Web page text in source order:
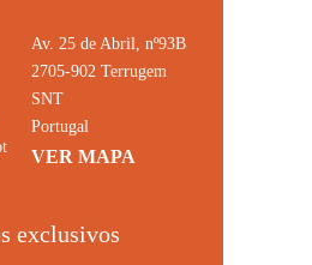
Av. 25 de Abril, nº93B
2705-902 Terrugem
SNT
Portugal
VER MAPA
exclusivos